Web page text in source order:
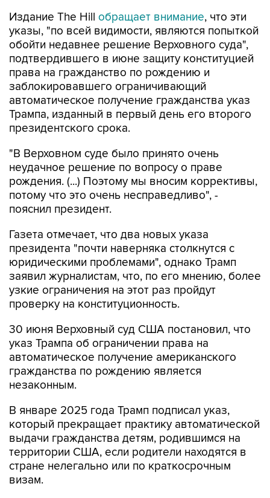
Издание The Hill обращает внимание, что эти
указы, "по всей видимости, являются попыткой
обойти недавнее решение Верховного суда",
подтвердившего в июне защиту конституцией
права на гражданство по рождению и
заблокировавшего ограничивающий
автоматическое получение гражданства указ
Трампа, изданный в первый день его второго
президентского срока.
"В Верховном суде было принято очень
неудачное решение по вопросу о праве
рождения. (...) Поэтому мы вносим коррективы,
потому что это очень несправедливо", -
пояснил президент.
Газета отмечает, что два новых указа
президента "почти наверняка столкнутся с
юридическими проблемами", однако Трамп
заявил журналистам, что, по его мнению, более
узкие ограничения на этот раз пройдут
проверку на конституционность.
30 июня Верховный суд США постановил, что
указ Трампа об ограничении права на
автоматическое получение американского
гражданства по рождению является
незаконным.
В январе 2025 года Трамп подписал указ,
который прекращает практику автоматической
выдачи гражданства детям, родившимся на
территории США, если родители находятся в
стране нелегально или по краткосрочным
визам.